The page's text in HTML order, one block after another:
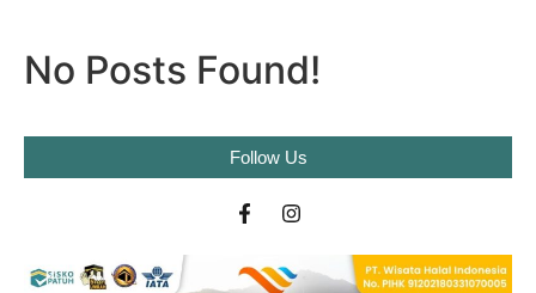
No Posts Found!
Follow Us